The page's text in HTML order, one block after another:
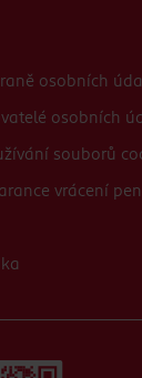
osobních
osobních
souborů
vrácení